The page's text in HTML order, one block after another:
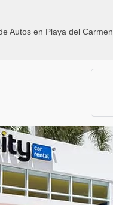
Autos en Playa del Carmen